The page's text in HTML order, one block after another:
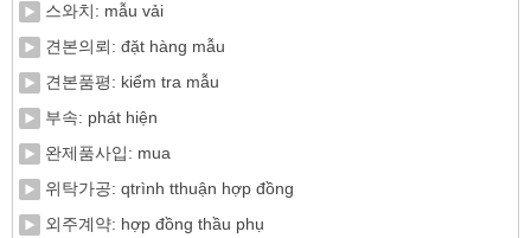
스와치: mẫu vải
견본의뢰: đặt hàng mẫu
견본품평: kiểm tra mẫu
부속: phát hiện
완제품사입: mua
위탁가공: qtrình tthuận hợp đồng
외주계약: hợp đồng thầu phụ